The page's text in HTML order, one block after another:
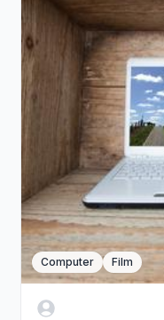
Computer Film